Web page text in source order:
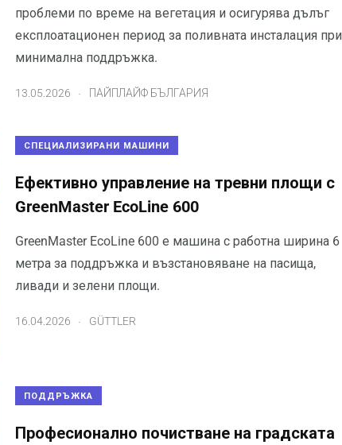
проблеми по време на вегетация и осигурява дълъг
експлоатационен период за поливната инсталация при
минимална поддръжка.
13.05.2026 ПАЙПЛАЙФ БЪЛГАРИЯ
СПЕЦИАЛИЗИРАНИ МАШИНИ
Ефективно управление на тревни площи с
GreenMaster EcoLine 600
GreenMaster EcoLine 600 е машина с работна ширина 6
метра за поддръжка и възстановяване на пасища,
ливади и зелени площи.
16.04.2026 GÜTTLER
ПОДДРЪЖКА
Професионално почистване на градската